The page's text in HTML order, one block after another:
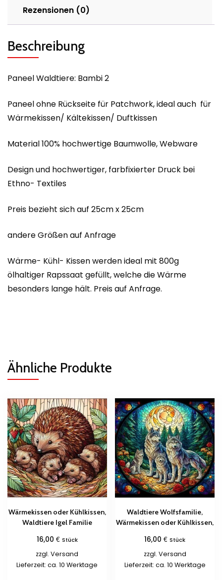
Rezensionen (0)
Beschreibung
Paneel Waldtiere: Bambi 2
Paneel ohne Rückseite für Patchwork, ideal auch für
Wärmekissen/ Kältekissen/ Duftkissen
Material 100% hochwertige Baumwolle, Webware
Design und hochwertiger, farbfixierter Druck bei
Ethno- Textiles
Preis bezieht sich auf 25cm x 25cm
andere Größen auf Anfrage
Wärme- Kühl- Kissen werden ideal mit 800g
ölhaltiger Rapssaat gefüllt, welche die Wärme
besonders lange hält. Preis auf Anfrage.
Ähnliche Produkte
Wärmekissen oder Kühlkissen,
Waldtiere Igel Familie
16,00 € Stück
zzgl.Versand
Lieferzeit: ca. 10 Werktage
Waldtiere Wolfsfamilie,
Wärmekissen oder Kühlkissen,
16,00€ Stück
zzgl. Versand
Lieferzeit: ca. 10 Werktage